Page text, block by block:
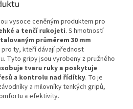
vysoce ceněným produktem pro
a tenčí rukojeti. S hmotností
průměrem 30 mm
ty, kteří dávají přednost
Tyto gripy jsou vyrobeny z pružného
tvaru ruky a poskytuje
a kontrolu nad řídítky. To je
a milovníky tenkých gripů,
a efektivity.